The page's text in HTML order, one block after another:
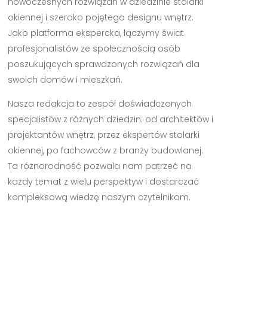
okiennej i szeroko pojętego designu wnętrz.
Jako platforma ekspercka, łączymy świat
profesjonalistów ze społecznością osób
poszukujących sprawdzonych rozwiązań dla
swoich domów i mieszkań.
Nasza redakcja to zespół doświadczonych
specjalistów z różnych dziedzin: od architektów i
projektantów wnętrz, przez ekspertów stolarki
okiennej, po fachowców z branży budowlanej.
Ta różnorodność pozwala nam patrzeć na
każdy temat z wielu perspektyw i dostarczać
kompleksową wiedzę naszym czytelnikom.